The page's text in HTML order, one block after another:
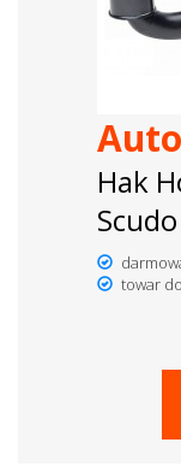
Hak
towar